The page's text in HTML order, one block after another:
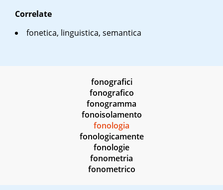
Correlate
fonetica, linguistica, semantica
fonografici
fonografico
fonogramma
fonoisolamento
fonologia
fonologicamente
fonologie
fonometria
fonometrico